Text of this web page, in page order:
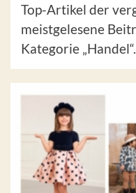
Top-Artikel der
meistgelesene
Kategorie „Handel“.